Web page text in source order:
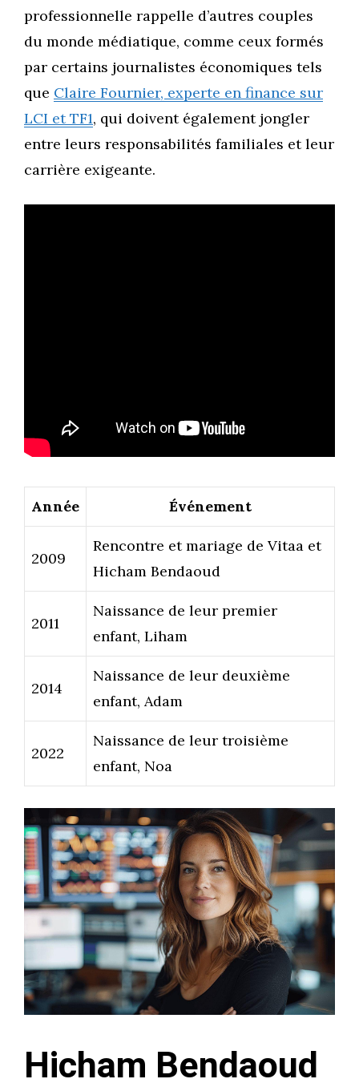
professionnelle rappelle d’autres couples
du monde médiatique, comme ceux formés
par certains journalistes économiques tels
que Claire Fournier, experte en finance sur
LCI et TF1, qui doivent également jongler
entre leurs responsabilités familiales et leur
carrière exigeante.
Année Événement
2009
Rencontre et mariage de Vitaa et
Hicham Bendaoud
2011
Naissance de leur premier
enfant, Liham
2014
Naissance de leur deuxième
enfant, Adam
2022
Naissance de leur troisième
enfant, Noa
Hicham Bendaoud